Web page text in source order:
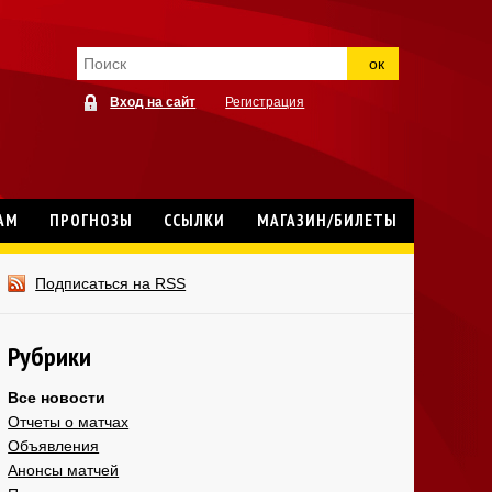
ок
Вход на сайт Регистрация
ПРОГНОЗЫ ССЫЛКИ МАГАЗИН/БИЛЕТЫ
Подписаться на RSS
Рубрики
Все новости
Отчеты о матчах
Объявления
Анонсы матчей